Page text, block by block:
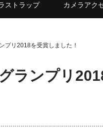
ストラップ カメラアク
プリ2018を受賞しました！
ランプリ